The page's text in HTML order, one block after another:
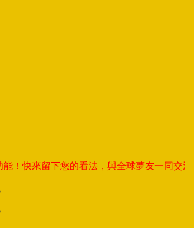
留下您的看法，與全球夢友一同交流。 2.